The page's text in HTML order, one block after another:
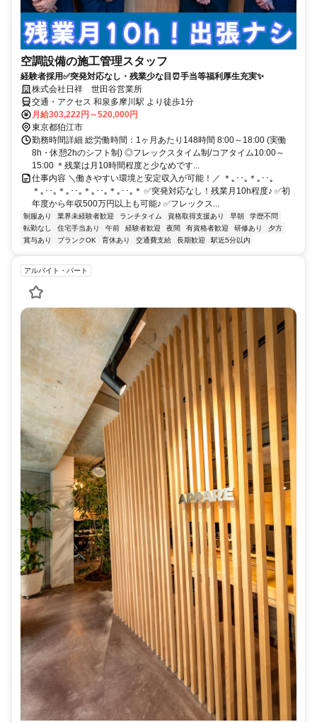
空調設備の施工管理スタッフ
経験者採用✅突発対応なし・残業少な目⏰手当等福利厚生充実✨
株式会社日祥 世田谷営業所
交通・アクセス 和泉多摩川駅 より徒歩1分
月給303,222円～520,000円
東京都狛江市
勤務時間詳細 総労働時間：1ヶ月あたり148時間 8:00～18:00 (実働
8h・休憩2hのシフト制) ◎フレックスタイム制/コアタイム10:00～
15:00 ＊残業は月10時間程度と少なめです...
仕事内容 ＼働きやすい環境と安定収入が可能！／ ＊｡･･｡＊｡･･｡
＊｡･･｡＊｡･･｡＊｡･･｡＊｡･･｡＊ ✅突発対応なし！残業月10h程度♪ ✅初
年度から年収500万円以上も可能♪ ✅フレックス...
制服あり 業界未経験者歓迎 ランチタイム 資格取得支援あり 早朝
学歴不問
転勤なし
住宅手当あり 午前 経験者歓迎 夜間 有資格者歓迎 研修あり
夕方
賞与あり
ブランクOK 育休あり 交通費支給 長期歓迎 駅近5分以内
アルバイト・パート